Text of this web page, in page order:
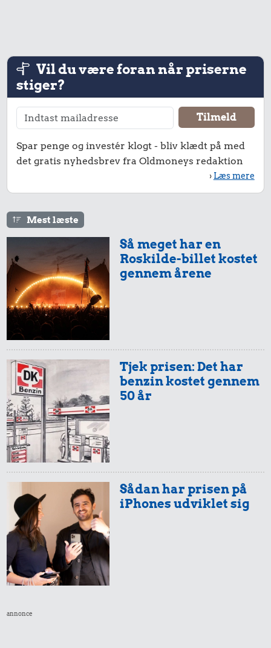
Vil du være foran når priserne
stiger?
Spar penge og investér klogt - bliv klædt på med
det gratis nyhedsbrev fra Oldmoneys redaktion
› Læs mere
Mest læste
Så meget har en
Roskilde-billet kostet
gennem årene
Tjek prisen: Det har
benzin kostet gennem
50 år
Sådan har prisen på
iPhones udviklet sig
annonce